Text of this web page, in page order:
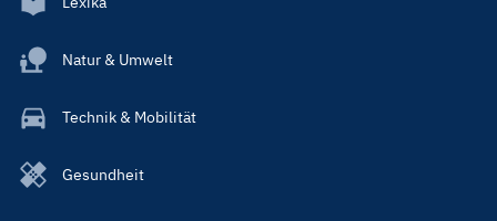
Natur & Umwelt
Technik & Mobilität
Gesundheit